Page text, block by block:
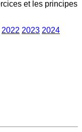
et les principes
2022 2023 2024